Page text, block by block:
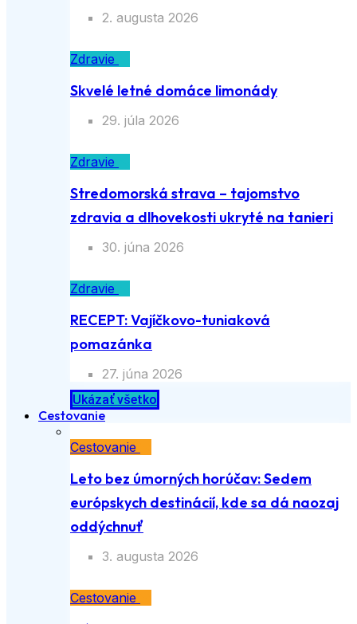
2. augusta 2026
Zdravie
Skvelé letné domáce limonády
29. júla 2026
Zdravie
Stredomorská strava – tajomstvo
zdravia a dlhovekosti ukryté na tanieri
30. júna 2026
Zdravie
RECEPT: Vajíčkovo-tuniaková
pomazánka
27. júna 2026
Ukázať všetko
Cestovanie
Cestovanie
Leto bez úmorných horúčav: Sedem
európskych destinácií, kde sa dá naozaj
oddýchnuť
3. augusta 2026
Cestovanie